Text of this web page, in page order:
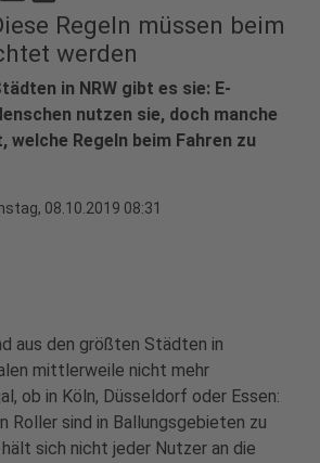
Regeln müssen beim
werden
in NRW gibt es sie: E-
nutzen sie, doch manche
welche Regeln beim Fahren zu
08.10.2019 08:31
aus den größten Städten in
mittlerweile nicht mehr
ob in Köln, Düsseldorf oder Essen:
Roller sind in Ballungsgebieten zu
sich nicht jeder Nutzer an die